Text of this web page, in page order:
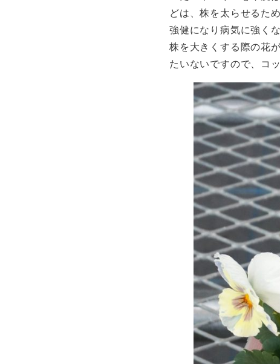
どは、株を太らせるた
強健になり病気に強く
株を大きくする際の花
たいないですので、コ